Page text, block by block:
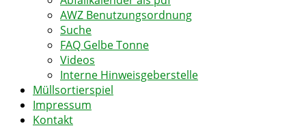
AWZ Benutzungsordnung
Suche
FAQ Gelbe Tonne
Videos
Interne Hinweisgeberstelle
Müllsortierspiel
Impressum
Kontakt